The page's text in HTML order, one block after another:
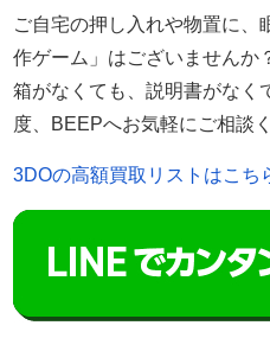
ご自宅の押し入れや物置に、
作ゲーム」はございませんか
箱がなくても、説明書がなく
度、BEEPへお気軽にご相談
3DOの高額買取リストはこち